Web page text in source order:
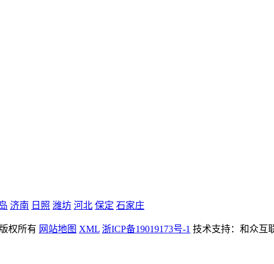
济南 日照 潍坊 河北 保定 石家庄
权所有 网站地图 XML 浙ICP备19019173号-1 技术支持：和众互